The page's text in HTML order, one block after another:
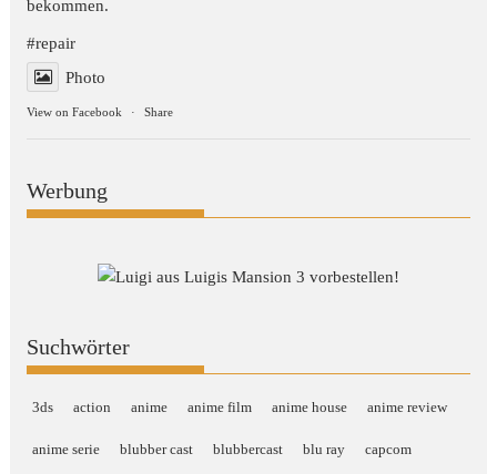
bekommen.
#repair
Photo
View on Facebook · Share
Werbung
Suchwörter
3ds action anime anime film anime house anime review
anime serie blubber cast blubbercast blu ray capcom